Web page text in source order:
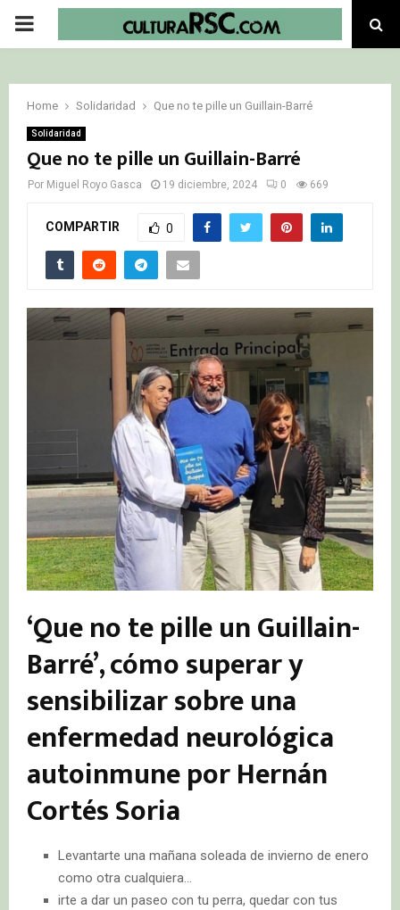
PRIMARY
Home Solidaridad Que no te pille un Guillain-Barré
Solidaridad
Que no te pille un Guillain-Barré
Por Miguel Royo Gasca 19 diciembre, 2024 0 669
COMPARTIR 0
‘Que no te pille un Guillain-
Barré’, cómo superar y
sensibilizar sobre una
enfermedad neurológica
autoinmune por Hernán
Cortés Soria
Levantarte una mañana soleada de invierno de enero
como otra cualquiera…
irte a dar un paseo con tu perra, quedar con tus